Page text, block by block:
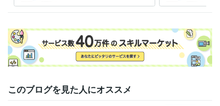
ライフスタイル・その他 / 占い師 経験年数 : 25年
ライフスタイル・その他 / その他 経験年数 : 20年
受賞歴
ココナラ初出品 法話会　コロナ前まで15年くらい毎月法話会してま
ました！
レギュラーランク獲得
電話占い初☆５いただきました！
プロンズランク獲得 プラチナランク獲得
このブログを見た人にオススメ